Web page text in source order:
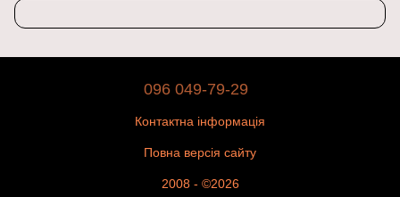
096 049-79-29
Контактна інформація
Повна версія сайту
2008 - ©2026